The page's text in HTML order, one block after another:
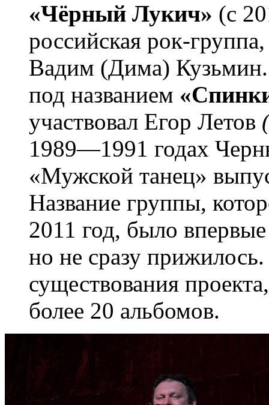
«Чёрный Лукич» (с
российская рок-
Вадим (Дима) Кузьмин.
под названием
участвовал Егор Летов
1989—1991 годах
«Мужской танец»
Название группы,
2011 год, было
но не сразу
существования
более 20 альбомов.